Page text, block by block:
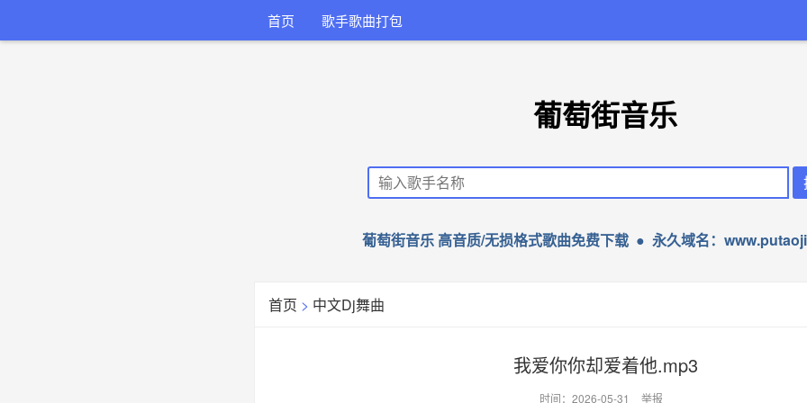
首页 歌手歌曲打包
葡萄街音乐
葡萄街音乐 高音质/无损格式歌曲免费下载 ● 永久域名：
首页 > 中文Dj舞曲
我爱你你却爱着他.mp3
时间：2026-05-31 举报